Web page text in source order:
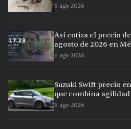
6 ago 2026
Así cotiza el precio
agosto de 2026 en
6 ago 2026
Suzuki Swift precio
que combina
6 ago 2026